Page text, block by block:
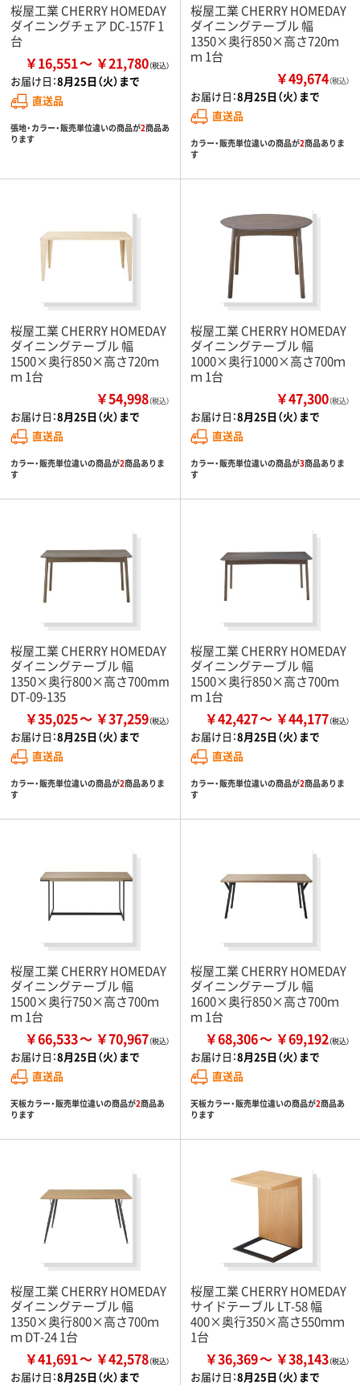
桜屋工業 CHERRY HOMEDAY
ダイニングチェア DC-157F 1
台
￥16,551 ￥21,780
お届け日：8月25日（火）まで
直送品
張地・カラー・販売単位違いの商品が2商品あ
ります
桜屋工業 CHERRY HOMEDAY
ダイニングテーブル 幅
1350×奥行850×高さ720ｍ
ｍ 1台
￥49,674（税込）
お届け日：8月25日（火）まで
直送品
カラー・販売単位違いの商品が2商品ありま
す
桜屋工業 CHERRY HOMEDAY
ダイニングテーブル 幅
1500×奥行850×高さ720ｍ
ｍ 1台
￥54,998（税込）
お届け日：8月25日（火）まで
直送品
カラー・販売単位違いの商品が2商品ありま
す
桜屋工業 CHERRY HOMEDAY
ダイニングテーブル 幅
1000×奥行1000×高さ700ｍ
ｍ 1台
￥47,300（税込）
お届け日：8月25日（火）まで
直送品
カラー・販売単位違いの商品が3商品ありま
す
桜屋工業 CHERRY HOMEDAY
ダイニングテーブル 幅
1350×奥行800×高さ700mm
DT-09-135
￥35,025 ￥37,259
お届け日：8月25日（火）まで
直送品
カラー・販売単位違いの商品が2商品ありま
す
桜屋工業 CHERRY HOMEDAY
ダイニングテーブル 幅
1500×奥行850×高さ700ｍ
ｍ 1台
￥42,427 ￥44,177
お届け日：8月25日（火）まで
直送品
カラー・販売単位違いの商品が2商品ありま
す
桜屋工業 CHERRY HOMEDAY
ダイニングテーブル 幅
1500×奥行750×高さ700ｍ
ｍ 1台
￥66,533 ￥70,967
お届け日：8月25日（火）まで
直送品
天板カラー・販売単位違いの商品が2商品あ
ります
桜屋工業 CHERRY HOMEDAY
ダイニングテーブル 幅
1600×奥行850×高さ700ｍ
ｍ 1台
￥68,306 ￥69,192
お届け日：8月25日（火）まで
直送品
天板カラー・販売単位違いの商品が2商品あ
ります
桜屋工業 CHERRY HOMEDAY
ダイニングテーブル 幅
1350×奥行800×高さ700ｍ
ｍ DT-24 1台
￥41,691 ￥42,578
お届け日：8月25日（火）まで
桜屋工業 CHERRY HOMEDAY
サイドテーブル LT-58 幅
400×奥行350×高さ550ｍｍ
1台
￥36,369 ￥38,143
お届け日：8月25日（火）まで